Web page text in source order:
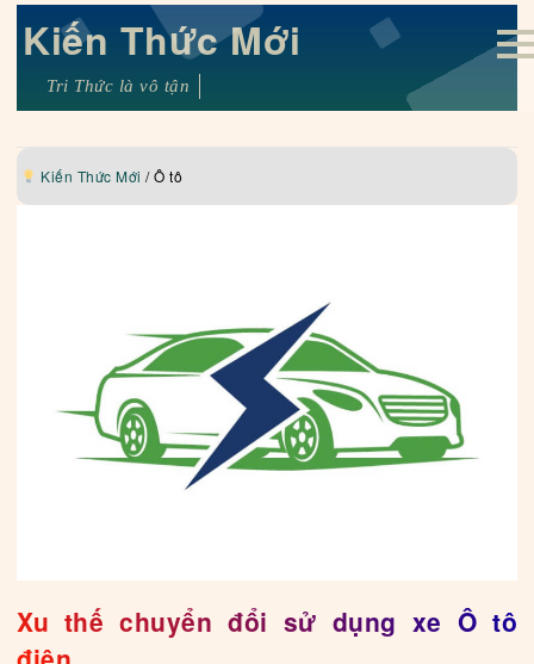
Kiến Thức Mới
Tri Thức là vô tận
Kiến Thức Mới /Ô tô
Xu thế chuyển đổi sử dụng xe Ô tô